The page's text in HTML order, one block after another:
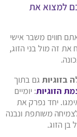
למצוא את
חווים משבר אישי
את זה מול בני הזוג,
בזוגיות גם בתוך
הזוגיות: יומיים
יחד נפרק את
משותפת ונבנה
הזוג.